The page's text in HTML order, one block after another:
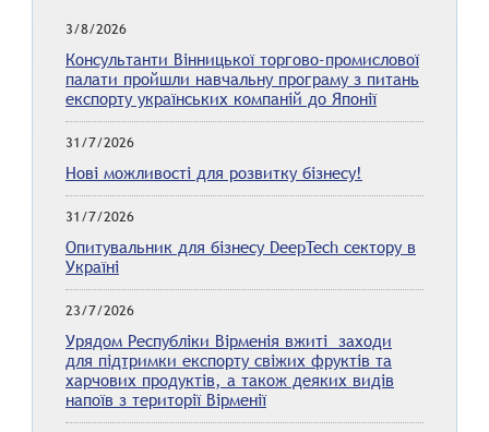
3/8/2026
Консультанти Вінницької торгово-промислової
палати пройшли навчальну програму з питань
експорту українських компаній до Японії
31/7/2026
Нові можливості для розвитку бізнесу!
31/7/2026
Опитувальник для бізнесу DeepTech сектору в
Україні
23/7/2026
Урядом Республіки Вірменія вжиті заходи
для підтримки експорту свіжих фруктів та
харчових продуктів, а також деяких видів
напоїв з території Вірменії